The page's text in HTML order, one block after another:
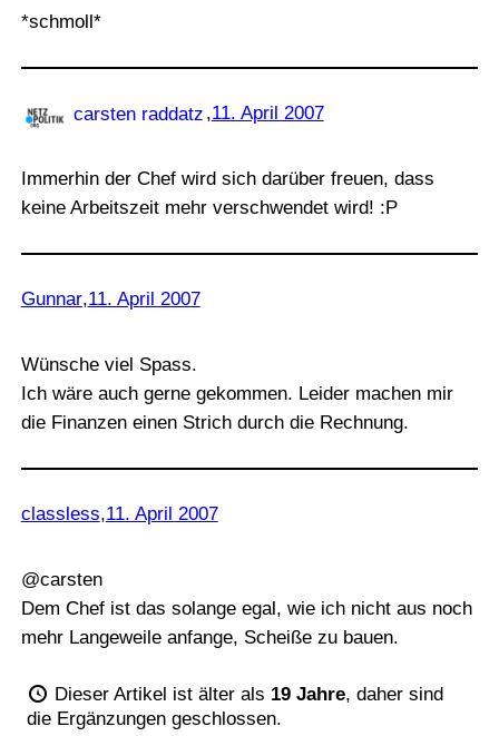
*schmoll*
carsten raddatz ,11. April 2007
Immerhin der Chef wird sich darüber freuen, dass
keine Arbeitszeit mehr verschwendet wird! :P
Gunnar,11. April 2007
Wünsche viel Spass.
Ich wäre auch gerne gekommen. Leider machen mir
die Finanzen einen Strich durch die Rechnung.
classless,11. April 2007
@carsten
Dem Chef ist das solange egal, wie ich nicht aus noch
mehr Langeweile anfange, Scheiße zu bauen.
Dieser Artikel ist älter als 19 Jahre, daher sind
die Ergänzungen geschlossen.